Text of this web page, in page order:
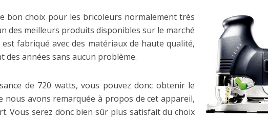
bon choix pour les bricoleurs normalement très
des meilleurs produits disponibles sur le marché
fabriqué avec des matériaux de haute qualité,
années sans aucun problème.
de 720 watts, vous pouvez donc obtenir le
nous avons remarquée à propos de cet appareil,
Vous serez donc bien sûr plus satisfait du choix